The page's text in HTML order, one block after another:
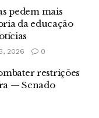
pedem mais
da educação
2026 0
restrições
— Senado